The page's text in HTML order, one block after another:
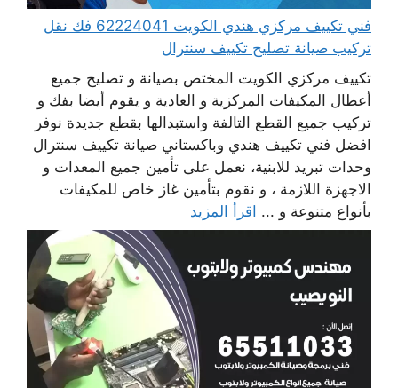
فني تكييف مركزي هندي الكويت 62224041 فك نقل
تركيب صيانة تصليح تكييف سنترال
تكييف مركزي الكويت المختص بصيانة و تصليح جميع
أعطال المكيفات المركزية و العادية و يقوم أيضا بفك و
تركيب جميع القطع التالفة واستبدالها بقطع جديدة نوفر
افضل فني تكييف هندي وباكستاني صيانة تكييف سنترال
وحدات تبريد للابنية، نعمل على تأمين جميع المعدات و
الاجهزة اللازمة ، و نقوم بتأمين غاز خاص للمكيفات
بأنواع متنوعة و ... اقرأ المزيد